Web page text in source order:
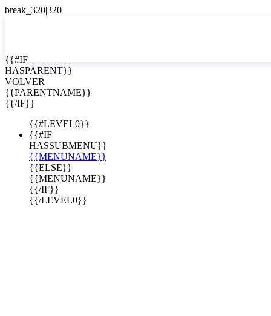

EN
ES
{{#IF
HASPARENT}}
VOLVER
{{PARENTNAME}}
{{/IF}}
{{#LEVEL0}}
{{#IF
HASSUBMENU}}
{{MENUNAME}}
{{ELSE}}
{{MENUNAME}}
{{/IF}}
{{/LEVEL0}}